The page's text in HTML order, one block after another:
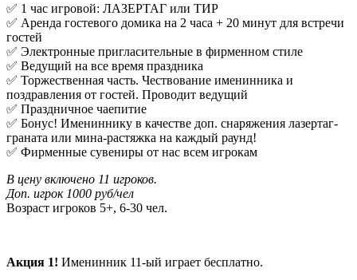
✅ 1 час игровой: ЛАЗЕРТАГ или ТИР
✅ Аренда гостевого домика на 2 часа + 20 минут для встречи
гостей
✅ Электронные пригласительные в фирменном стиле
✅ Ведущий на все время праздника
✅ Торжественная часть. Чествование именинника и
поздравления от гостей. Проводит ведущий
✅ Праздничное чаепитие
✅ Бонус! Имениннику в качестве доп. снаряжения лазертаг-
граната или мина-растяжка на каждый раунд!
✅ Фирменные сувениры от нас всем игрокам
В цену включено 11 игроков.
Доп. игрок 1000 руб/чел
Возраст игроков 5+, 6-30 чел.
Акция 1! Именинник 11-ый играет бесплатно.